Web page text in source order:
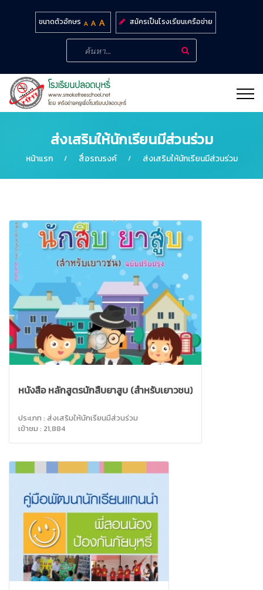
ขนาดตัวอักษร สมัครเป็นโรงเรียนเครือข่าย
ส่งเสริมให้นักเรียนมีส่วนร่วม
หน้าแรก สื่อรณรงค์ ส่งเสริมให้นักเรียนมีส่วนร่วม
หนังสือ หลักสูตรนักสืบยาสูบ (สำหรับเยาวชน)
ประเภท : ส่งเสริมให้นักเรียนมีส่วนร่วม
เข้าชม : 21,884